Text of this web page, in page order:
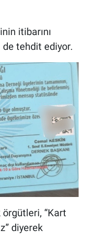
itibarını
tehdit ediyor.
“Kart
diyerek